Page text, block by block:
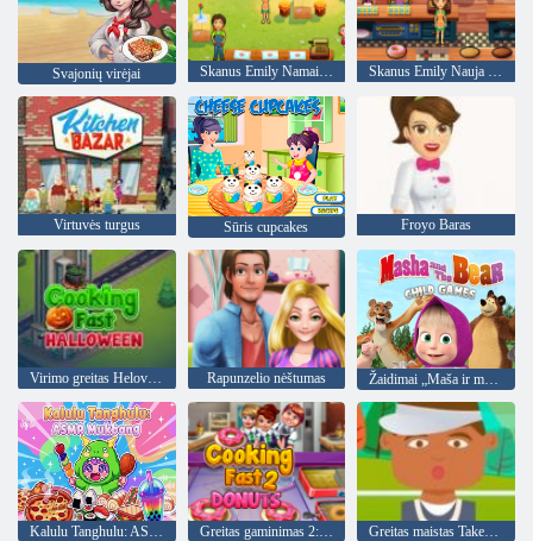
Svajonių virėjai Skanus Emily Namai namučiai Skanus Emily Nauja pradžia
Virtuvės turgus Sūris cupcakes Froyo Baras
Virimo greitas Helovinas Rapunzelio nėštumas Žaidimai „Maša ir meška“
Kalulu Tanghulu: ASMR Mukbang Greitas gaminimas 2: spurgos Greitas maistas Takeaway